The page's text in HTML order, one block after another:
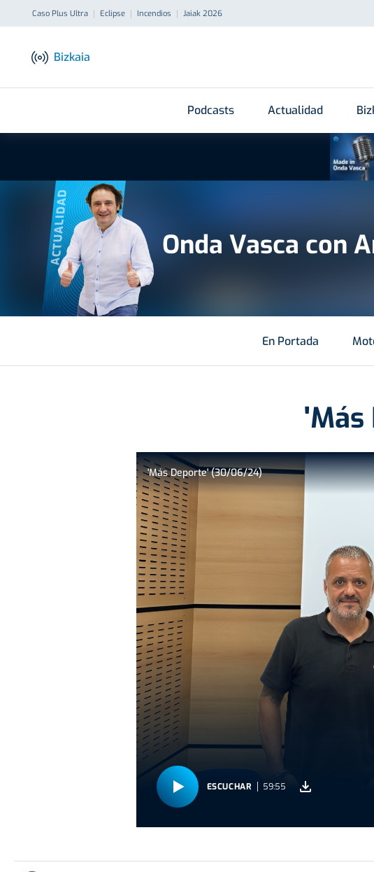
Caso Plus Ultra Eclipse Incendios Jaiak 2026
Bizkaia
Podcasts Actualidad
ACTUALIDAD Onda Vasca con
En Portada
'Más Deporte' (30/06/24)
ESCUCHAR 59:55